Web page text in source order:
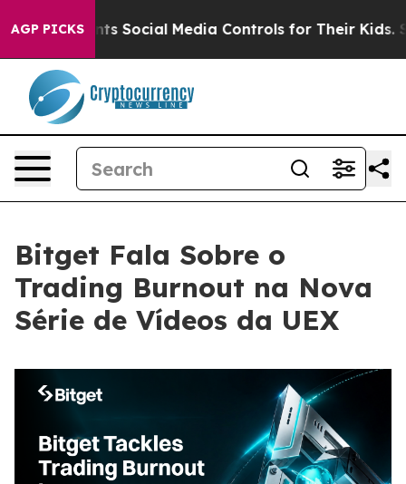
AGP PICKS
Parents Social Media Controls for Their Kids.
Bitget Fala Sobre o
Trading Burnout na Nova
Série de Vídeos da UEX